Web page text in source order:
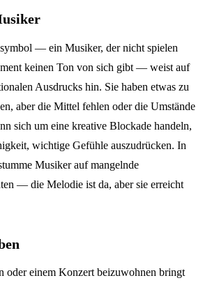
— ein Musiker, der nicht spielen
keinen Ton von sich gibt — weist auf
Ausdrucks hin. Sie haben etwas zu
aber die Mittel fehlen oder die Umstände
sich um eine kreative Blockade handeln,
wichtige Gefühle auszudrücken. In
Musiker auf mangelnde
— die Melodie ist da, aber sie erreicht
oder einem Konzert beizuwohnen bringt